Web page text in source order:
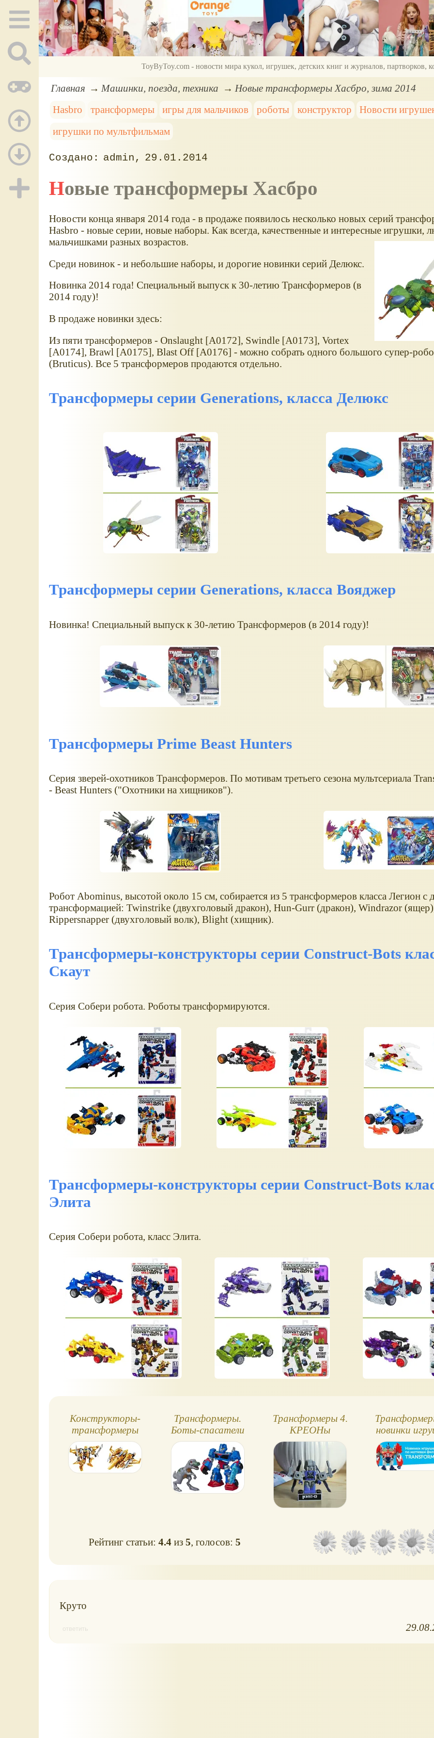
ToyByToy.com - новости мира кукол, игрушек, детских книг и журналов, партворков,
Главная Машинки, поезда, техника
Новые трансформеры Хасбро, зима 2014
Hasbro
трансформеры игры для мальчиков роботы конструктор
Новости
игрушки по мультфильмам
admin 29.01.2014
Новые трансформеры Хасбро
Новости конца января 2014 года - в продаже появилось несколько новых серий
Hasbro - новые серии, новые наборы. Как всегда, качественные и интересные игрушки,
мальчишками разных возрастов.
Среди новинок - и небольшие наборы, и дорогие новинки серий Делюкс.
Новинка 2014 года! Специальный выпуск к 30-летию Трансформеров (в
2014 году)!
В продаже новинки здесь:
Из пяти трансформеров - Onslaught [A0172], Swindle [A0173], Vortex
[A0174], Brawl [A0175], Blast Off [A0176] - можно собрать одного большого супер-
(Bruticus). Все 5 трансформеров продаются отдельно.
Трансформеры серии Generations, класса Делюкс
Трансформеры серии Generations, класса Вояджер
Новинка! Специальный выпуск к 30-летию Трансформеров (в 2014 году)!
Трансформеры Prime Beast Hunters
Серия зверей-охотников Трансформеров. По мотивам третьего сезона мультсериала
- Beast Hunters ("Охотники на хищников").
Робот Abominus, высотой около 15 см, собирается из 5 трансформеров класса Легион с
трансформацией: Twinstrike (двухголовый дракон), Hun-Gurr (дракон), Windrazor
Rippersnapper (двухголовый волк), Blight (хищник).
Трансформеры-конструкторы серии Construct-Bots
Скаут
Серия Собери робота. Роботы трансформируются.
Трансформеры-конструкторы серии Construct-Bots
Элита
Серия Собери робота, класс Элита.
Конструкторы-
трансформеры
Construct-Bots,
Hasbro
Трансформеры.
Боты-спасатели
Трансформеры 4.
КРЕОНы
Микроченджеры
новинки
Рейтинг статьи:4.4 из5, голосов:5
Круто
ответить